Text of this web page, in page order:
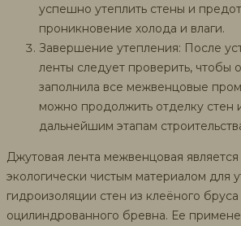
успешно утеплить стены и
проникновение холода и влаги.
Завершение утепления: После
ленты следует проверить, чтобы
заполнила все межвенцовые
можно продолжить отделку стен
дальнейшим этапам
Джутовая лента межвенцовая
экологически чистым материалом для
гидроизоляции стен из клеёного
оцилиндрованного бревна. Ее